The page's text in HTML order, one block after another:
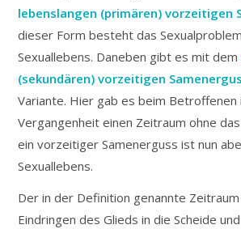
lebenslangen (primären) vorzeitigen
dieser Form besteht das
Sexuallebens. Daneben gibt es mit dem
(sekundären) vorzeitigen
Variante. Hier gab es beim Betroffenen
Vergangenheit einen Zeitraum ohne
ein vorzeitiger Samenerguss ist nun
Sexuallebens.
Der in der Definition genannte
Eindringen des Glieds in die Scheide